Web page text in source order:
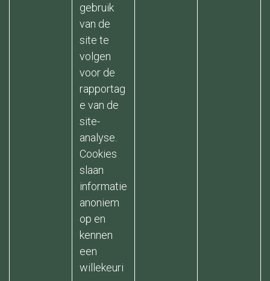
gebruik
van de
site te
volgen
voor de
rapportag
e van de
site-
analyse.
Cookies
slaan
informatie
anoniem
op en
kennen
een
willekeuri